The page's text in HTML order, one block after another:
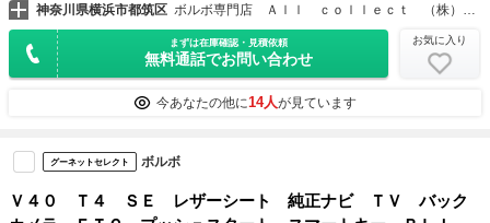
神奈川県横浜市都筑区
まずは在庫確認・見積依頼
無料通話でお問い合わせ
お気に入り
今あなたの他に14人が見ています
グーネットセレクト ボルボ
Ｖ４０ Ｔ４ ＳＥ レザーシート 純正ナビ ＴＶ バック